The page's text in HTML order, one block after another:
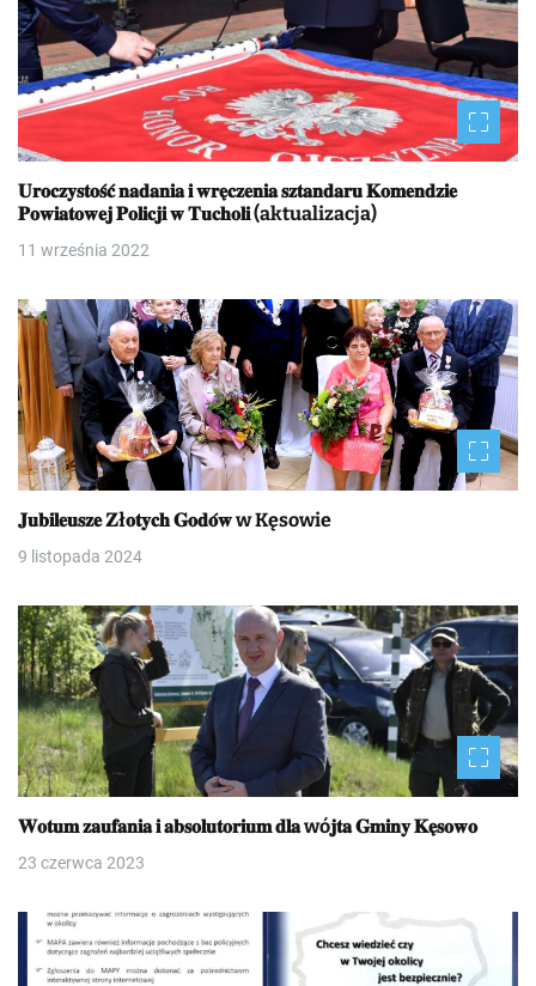
𝐔𝐫𝐨𝐜𝐳𝐲𝐬𝐭𝐨𝐬́𝐜́ 𝐧𝐚𝐝𝐚𝐧𝐢𝐚 𝐢 𝐰𝐫𝐞̨𝐜𝐳𝐞𝐧𝐢𝐚 𝐬𝐳𝐭𝐚𝐧𝐝𝐚𝐫𝐮 𝐊𝐨𝐦𝐞𝐧𝐝𝐳𝐢𝐞
𝐏𝐨𝐰𝐢𝐚𝐭𝐨𝐰𝐞𝐣 𝐏𝐨𝐥𝐢𝐜𝐣𝐢 𝐰 𝐓𝐮𝐜𝐡𝐨𝐥𝐢 (aktualizacja)
11 września 2022
𝐉𝐮𝐛𝐢𝐥𝐞𝐮𝐬𝐳𝐞 𝐙ł𝐨𝐭𝐲𝐜𝐡 𝐆𝐨𝐝𝐨́𝐰 w Kęsowie
9 listopada 2024
𝐖𝐨𝐭𝐮𝐦 𝐳𝐚𝐮𝐟𝐚𝐧𝐢𝐚 𝐢 𝐚𝐛𝐬𝐨𝐥𝐮𝐭𝐨𝐫𝐢𝐮𝐦 𝐝𝐥𝐚 wó𝐣𝐭𝐚 𝐆𝐦𝐢𝐧𝐲 𝐊𝐞̨𝐬𝐨𝐰𝐨
23 czerwca 2023